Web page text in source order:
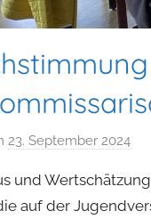
23. September 2024
n
a
und
auf der